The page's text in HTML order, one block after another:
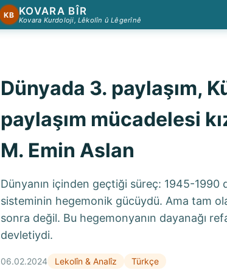
KB KOVARA BÎR
Kovara Kurdoloji, Lêkolîn û Lêgerînê
Dünyada 3. paylaşım,
paylaşım mücadelesi
M. Emin Aslan
Dünyanın içinden geçtiği süreç: 1945-1990
sisteminin hegemonik gücüydü. Ama tam
sonra değil. Bu hegemonyanın dayanağı
devletiydi.
06.02.2024 Lekolîn & Analîz Türkçe